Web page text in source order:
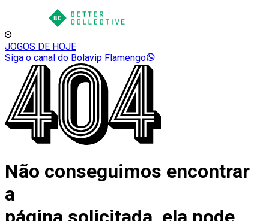
JOGOS DE HOJE
Siga o canal do Bolavip Flamengo
Não conseguimos encontrar
a